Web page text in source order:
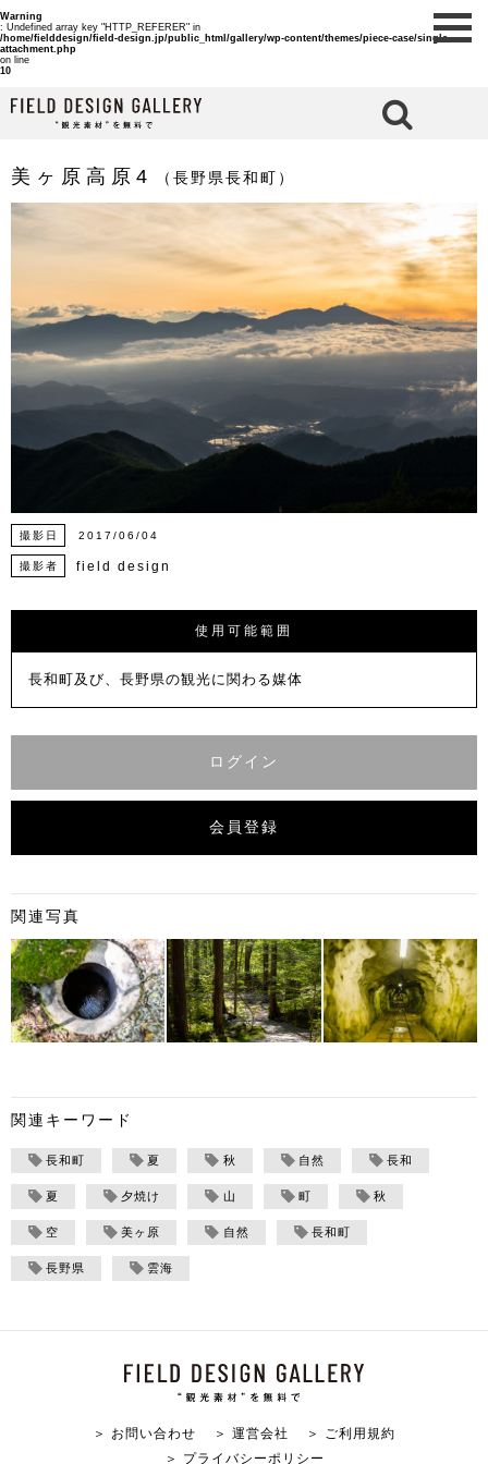
Warning
: Undefined array key "HTTP_REFERER" in
/home/fielddesign/field-design.jp/public_html/gallery/wp-content/themes/piece-case/single-
attachment.php
on line
10
美ヶ原高原4 （長野県長和町）
撮影日 2017/06/04
撮影者 field design
使用可能範囲
長和町及び、長野県の観光に関わる媒体
ログイン
会員登録
関連写真
関連キーワード
長和町 夏 秋 自然 長和
夏 夕焼け 山 町 秋
空 美ヶ原 自然 長和町
長野県 雲海
＞ お問い合わせ ＞ 運営会社
＞ ご利用規約
＞ プライバシーポリシー